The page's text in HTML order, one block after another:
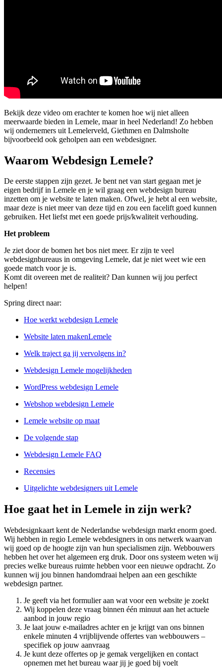
Bekijk deze video om erachter te komen hoe wij niet alleen
meerwaarde bieden in Lemele, maar in heel Nederland! Zo hebben
wij ondernemers uit Lemelerveld, Giethmen en Dalmsholte
bijvoorbeeld ook geholpen aan een webdesigner.
Waarom Webdesign Lemele?
De eerste stappen zijn gezet. Je bent net van start gegaan met je
eigen bedrijf in Lemele en je wil graag een webdesign bureau
inzetten om je website te laten maken. Ofwel, je hebt al een website,
maar deze is niet meer van deze tijd en zou een facelift goed kunnen
gebruiken. Het liefst met een goede prijs/kwaliteit verhouding.
Het probleem
Je ziet door de bomen het bos niet meer. Er zijn te veel
webdesignbureaus in omgeving Lemele, dat je niet weet wie een
goede match voor je is.
Komt dit overeen met de realiteit? Dan kunnen wij jou perfect
helpen!
Spring direct naar:
Hoe werkt webdesign Lemele
Website laten makenLemele
Welk traject ga jij vervolgens in?
Webdesign Lemele mogelijkheden
WordPress webdesign Lemele
Webshop webdesign Lemele
Lemele website op maat
De volgende stap
Webdesign Lemele FAQ
Recensies
Uitgelichte webdesigners uit Lemele
Hoe gaat het in Lemele in zijn werk?
Webdesignkaart kent de Nederlandse webdesign markt enorm goed.
Wij hebben in regio Lemele webdesigners in ons netwerk waarvan
wij goed op de hoogte zijn van hun specialismen zijn. Webbouwers
hebben het over het algemeen erg druk. Door ons systeem weten wij
precies welke bureaus ruimte hebben voor een nieuwe opdracht. Zo
kunnen wij jou binnen handomdraai helpen aan een geschikte
webdesign partner.
Je geeft via het formulier aan wat voor een website je zoekt
Wij koppelen deze vraag binnen één minuut aan het actuele
aanbod in jouw regio
Je laat jouw e-mailadres achter en je krijgt van ons binnen
enkele minuten 4 vrijblijvende offertes van webbouwers –
specifiek op jouw aanvraag
Je kunt deze offertes op je gemak vergelijken en contact
opnemen met het bureau waar jij je goed bij voelt